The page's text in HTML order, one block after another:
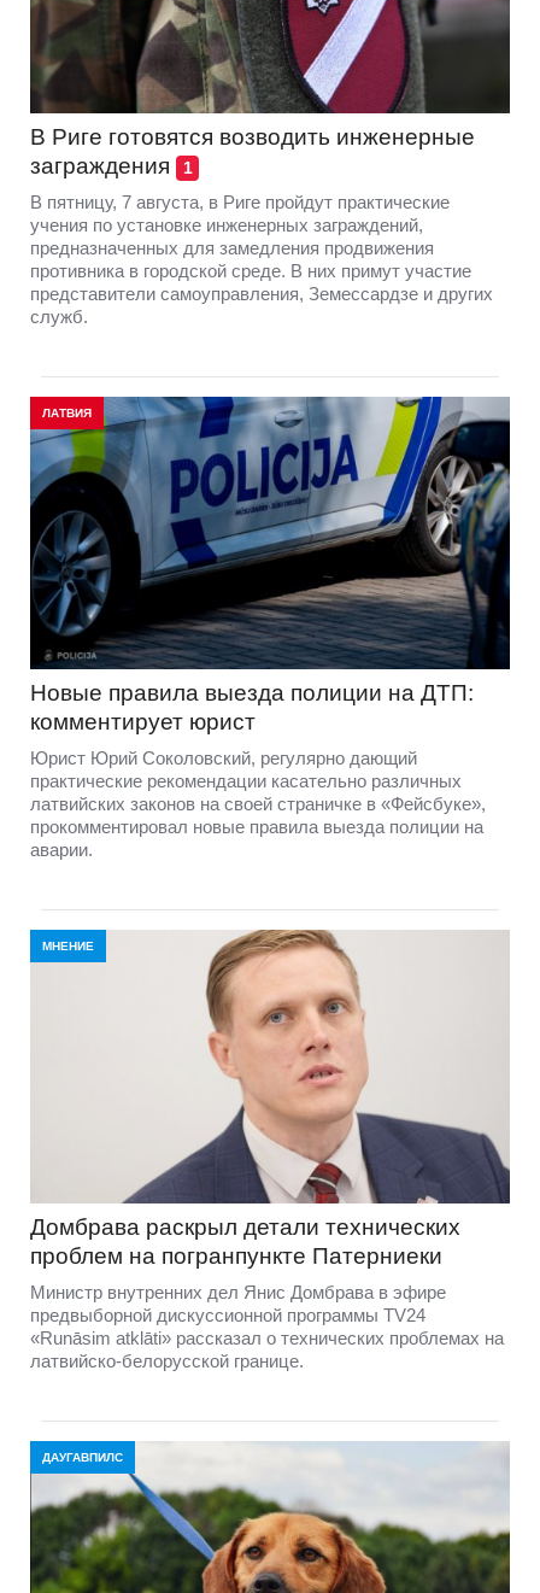
В Риге готовятся возводить инженерные
заграждения
1
В пятницу, 7 августа, в Риге пройдут практические
учения по установке инженерных заграждений,
предназначенных для замедления продвижения
противника в городской среде. В них примут участие
представители самоуправления, Земессардзе и других
служб.
ЛАТВИЯ
Новые правила выезда полиции на ДТП:
комментирует юрист
Юрист Юрий Соколовский, регулярно дающий
практические рекомендации касательно различных
латвийских законов на своей страничке в «Фейсбуке»,
прокомментировал новые правила выезда полиции на
аварии.
МНЕНИЕ
Домбравa раскрыл детали технических
проблем на погранпункте Патерниеки
Министр внутренних дел Янис Домбрава в эфире
предвыборной дискуссионной программы TV24
«Runāsim atklāti» рассказал о технических проблемах на
латвийско-белорусской границе.
ДАУГАВПИЛС